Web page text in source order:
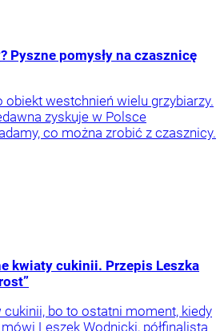
Pyszne pomysły na czasznicę
obiekt westchnień wielu grzybiarzy.
zyskuje w Polsce
co można zrobić z czasznicy.
kwiaty cukinii. Przepis Leszka
bo to ostatni moment, kiedy
Leszek Wodnicki, półfinalista